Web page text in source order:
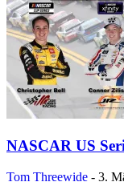
NASCAR US
Tom Threewide - 3.